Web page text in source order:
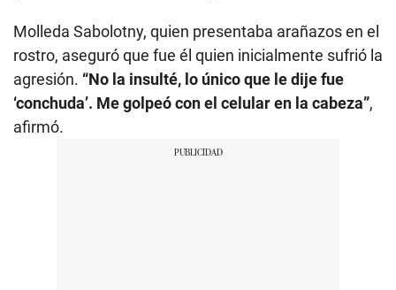
Molleda Sabolotny, quien presentaba arañazos en el
rostro, aseguró que fue él quien inicialmente sufrió la
agresión. “No la insulté, lo único que le dije fue
‘conchuda’. Me golpeó con el celular en la cabeza”,
afirmó.